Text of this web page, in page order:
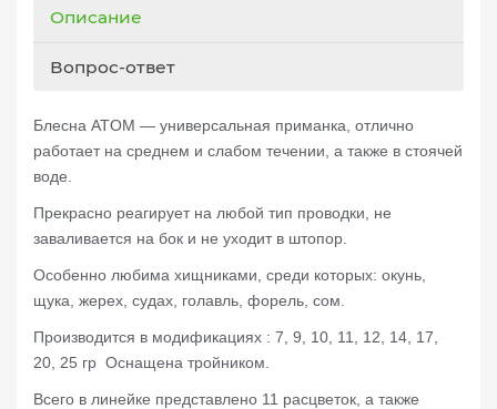
Описание
Вопрос-ответ
Блесна ATOM — универсальная приманка, отлично
работает на среднем и слабом течении, а также в стоячей
воде.
Прекрасно реагирует на любой тип проводки, не
заваливается на бок и не уходит в штопор.
Особенно любима хищниками, среди которых: окунь,
щука, жерех, судах, голавль, форель, сом.
Производится в модификациях : 7, 9, 10, 11, 12, 14, 17,
20, 25 гр Оснащена тройником.
Всего в линейке представлено 11 расцветок, а также